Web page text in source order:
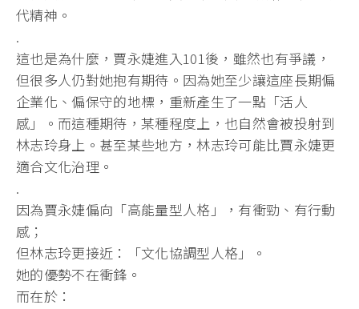
代精神。
.
這也是為什麼，賈永婕進入101後，雖然也有爭議，
但很多人仍對她抱有期待。因為她至少讓這座長期偏
企業化、偏保守的地標，重新產生了一點「活人
感」。而這種期待，某種程度上，也自然會被投射到
林志玲身上。甚至某些地方，林志玲可能比賈永婕更
適合文化治理。
.
因為賈永婕偏向「高能量型人格」，有衝勁、有行動
感；
但林志玲更接近：「文化協調型人格」。
她的優勢不在衝鋒。
而在於：